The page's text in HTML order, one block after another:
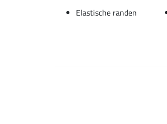
Elastische randen